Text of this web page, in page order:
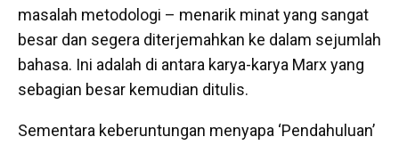
masalah metodologi – menarik minat yang sangat
besar dan segera diterjemahkan ke dalam sejumlah
bahasa. Ini adalah di antara karya-karya Marx yang
sebagian besar kemudian ditulis.
Sementara keberuntungan menyapa ‘Pendahuluan’